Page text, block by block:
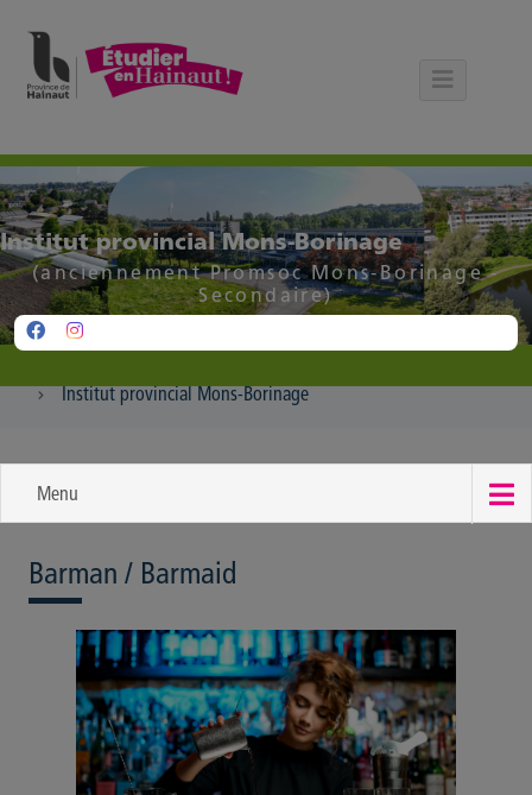
Institut provincial Mons-Borinage
(anciennement Promsoc Mons-Borinage -
Secondaire)
Institut provincial Mons-Borinage
Menu
Barman / Barmaid